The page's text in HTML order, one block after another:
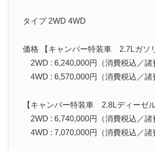
タイプ 2WD 4WD
価格 【キャンパー特装車 2.7Lガソ
2WD : 6,240,000円（消費税込／諸
4WD : 6,570,000円（消費税込／諸
【キャンパー特装車 2.8Lディーゼル
2WD : 6,740,000円（消費税込／諸
4WD : 7,070,000円（消費税込／諸